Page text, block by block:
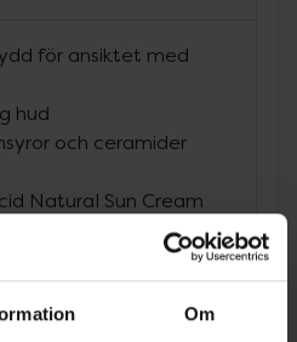
Om
för ansiktet med
hud
och ceramider
Natural Sun Cream
återfuktande solkräm
och
denna solkräm ett
++++) mot UV-strålar.